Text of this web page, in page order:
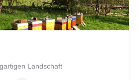
Landschaft